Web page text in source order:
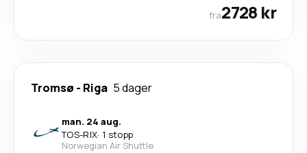
fra2728 kr
Tromsø - Riga 5 dager
man. 24 aug.
TOS-RIX· 1 stopp
Norwegian Air Shuttle